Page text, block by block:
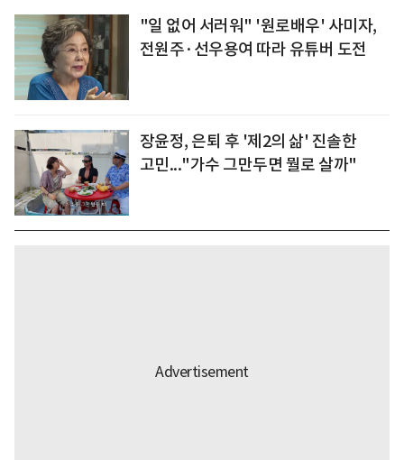
"일 없어 서러워" '원로배우' 사미자,
전원주·선우용여 따라 유튜버 도전
장윤정, 은퇴 후 '제2의 삶' 진솔한
고민..."가수 그만두면 뭘로 살까"